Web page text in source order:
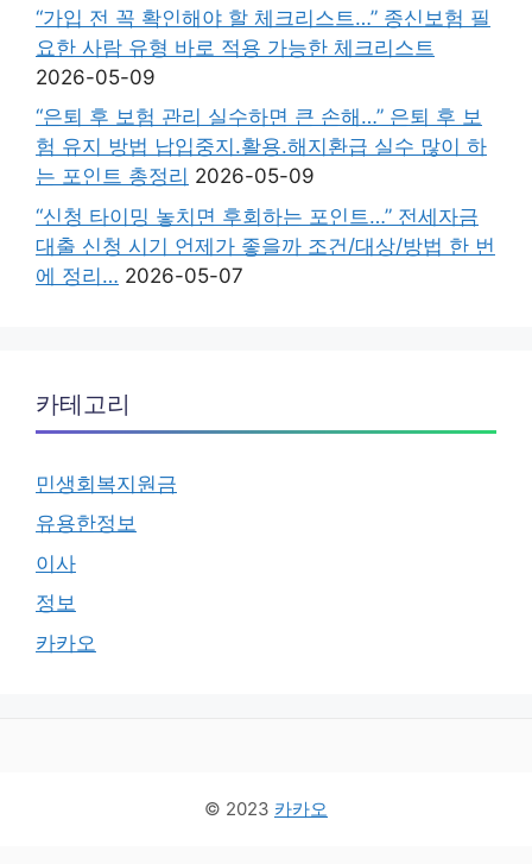
“가입 전 꼭 확인해야 할 체크리스트…” 종신보험 필
요한 사람 유형 바로 적용 가능한 체크리스트
2026-05-09
“은퇴 후 보험 관리 실수하면 큰 손해…” 은퇴 후 보
험 유지 방법 납입중지.활용.해지환급 실수 많이 하
는 포인트 총정리 2026-05-09
“신청 타이밍 놓치면 후회하는 포인트…” 전세자금
대출 신청 시기 언제가 좋을까 조건/대상/방법 한 번
에 정리… 2026-05-07
카테고리
민생회복지원금
유용한정보
이사
정보
카카오
© 2023 카카오